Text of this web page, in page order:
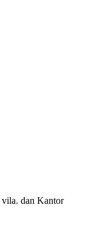
dan Kantor